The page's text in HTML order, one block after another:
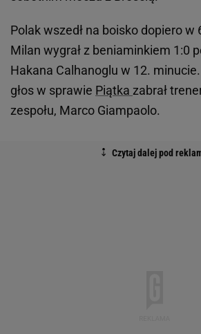
Polak wszedł na boisko dopiero w
Milan wygrał z beniaminkiem 1:0
Hakana Calhanoglu w 12.
głos w sprawie Piątka zabrał
zespołu, Marco Giampaolo.